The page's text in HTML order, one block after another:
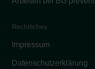
Rechtliches
Impressum
Datenschutzerklärung